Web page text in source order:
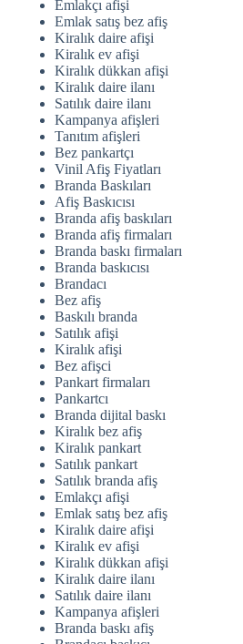
Emlakçı afişi
Emlak satış bez afiş
Kiralık daire afişi
Kiralık ev afişi
Kiralık dükkan afişi
Kiralık daire ilanı
Satılık daire ilanı
Kampanya afişleri
Tanıtım afişleri
Bez pankartçı
Vinil Afiş Fiyatları
Branda Baskıları
Afiş Baskıcısı
Branda afiş baskıları
Branda afiş firmaları
Branda baskı firmaları
Branda baskıcısı
Brandacı
Bez afiş
Baskılı branda
Satılık afişi
Kiralık afişi
Bez afişci
Pankart firmaları
Pankartcı
Branda dijital baskı
Kiralık bez afiş
Kiralık pankart
Satılık pankart
Satılık branda afiş
Emlakçı afişi
Emlak satış bez afiş
Kiralık daire afişi
Kiralık ev afişi
Kiralık dükkan afişi
Kiralık daire ilanı
Satılık daire ilanı
Kampanya afişleri
Branda baskı afiş